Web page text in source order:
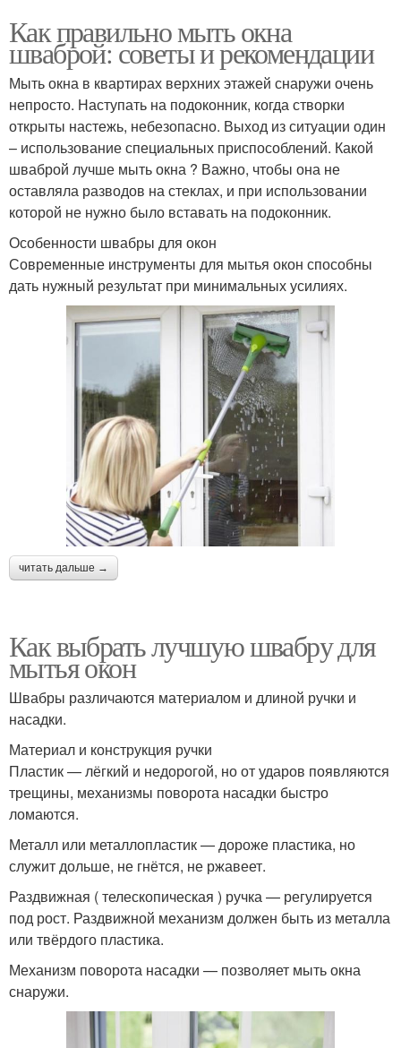
Как правильно мыть окна
шваброй: советы и рекомендации
Мыть окна в квартирах верхних этажей снаружи очень
непросто. Наступать на подоконник, когда створки
открыты настежь, небезопасно. Выход из ситуации один
– использование специальных приспособлений. Какой
шваброй лучше мыть окна ? Важно, чтобы она не
оставляла разводов на стеклах, и при использовании
которой не нужно было вставать на подоконник.
Особенности швабры для окон
Современные инструменты для мытья окон способны
дать нужный результат при минимальных усилиях.
читать дальше →
Как выбрать лучшую швабру для
мытья окон
Швабры различаются материалом и длиной ручки и
насадки.
Материал и конструкция ручки
Пластик — лёгкий и недорогой, но от ударов появляются
трещины, механизмы поворота насадки быстро
ломаются.
Металл или металлопластик — дороже пластика, но
служит дольше, не гнётся, не ржавеет.
Раздвижная ( телескопическая ) ручка — регулируется
под рост. Раздвижной механизм должен быть из металла
или твёрдого пластика.
Механизм поворота насадки — позволяет мыть окна
снаружи.